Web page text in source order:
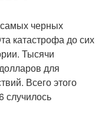
черных
катастрофа до сих
Тысячи
для
Всего этого
случилось